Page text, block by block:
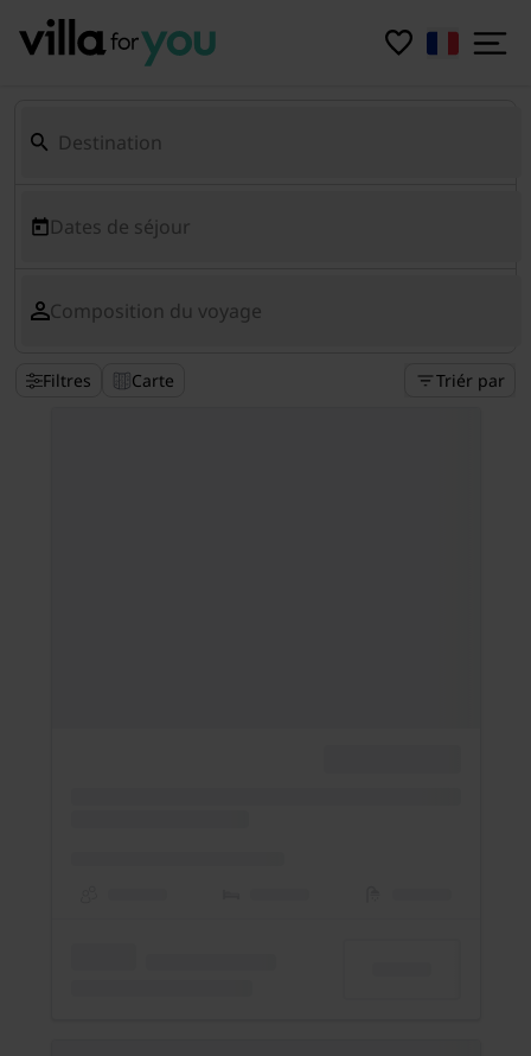
Dates de séjour
Composition du voyage
Filtres Carte Triér par